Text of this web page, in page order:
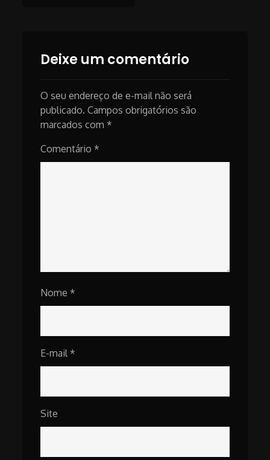
Deixe um comentário
O seu endereço de e-mail não será
publicado. Campos obrigatórios são
marcados com *
Comentário *
Nome *
E-mail *
Site